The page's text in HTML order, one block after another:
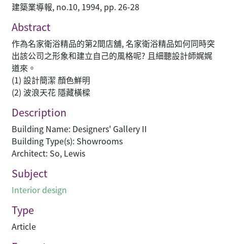
建築業導報, no.10, 1994, pp. 26-28
Abstract
作為名家衛浴精品的第2間店舖, 名家衛浴精品如何同時突
出該公司之形象和建立自己的風格呢? 且細聽設計師娓娓
道來。
(1) 設計簡潔 顏色鮮明
(2) 波浪天花 隱藏橫樑
Description
Building Name: Designers' Gallery II
Building Type(s): Showrooms
Architect: So, Lewis
Subject
Interior design
Type
Article